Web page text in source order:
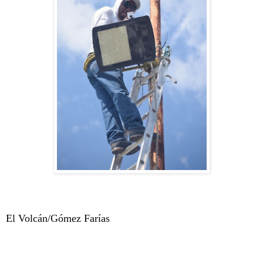
El Volcán/Gómez Farías